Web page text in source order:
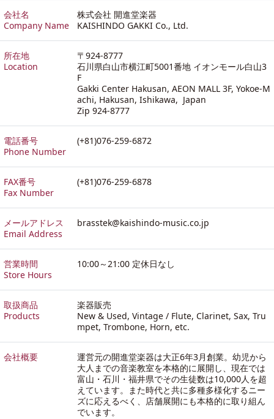
会社名
Company Name
株式会社 開進堂楽器
KAISHINDO GAKKI Co., Ltd.
所在地
Location
〒924-8777
石川県白山市横江町5001番地 イオンモール白山3
F
Gakki Center Hakusan, AEON MALL 3F, Yokoe-M
achi, Hakusan, Ishikawa, Japan
Zip 924-8777
電話番号
Phone Number
(+81)076-259-6872
FAX番号
Fax Number
(+81)076-259-6878
メールアドレス
Email Address
brasstek@kaishindo-music.co.jp
営業時間
Store Hours
10:00～21:00 定休日なし
取扱商品
Products
楽器販売
New & Used, Vintage / Flute, Clarinet, Sax, Tru
mpet, Trombone, Horn, etc.
会社概要
運営元の開進堂楽器は大正6年3月創業。幼児から
大人までの音楽教室を本格的に展開し、現在では
富山・石川・福井県でその生徒数は10,000人を超
えています。また時代と共に多種多様化するニー
ズに応えるべく、店舗展開にも本格的に取り組ん
でいます。